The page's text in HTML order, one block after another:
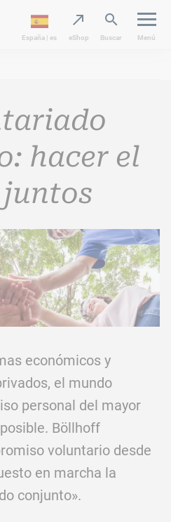
España | es eShop Buscar Menú
hacer el
económicos y
el mundo
personal del mayor
Böllhoff
voluntario desde
en marcha la
conjunto».